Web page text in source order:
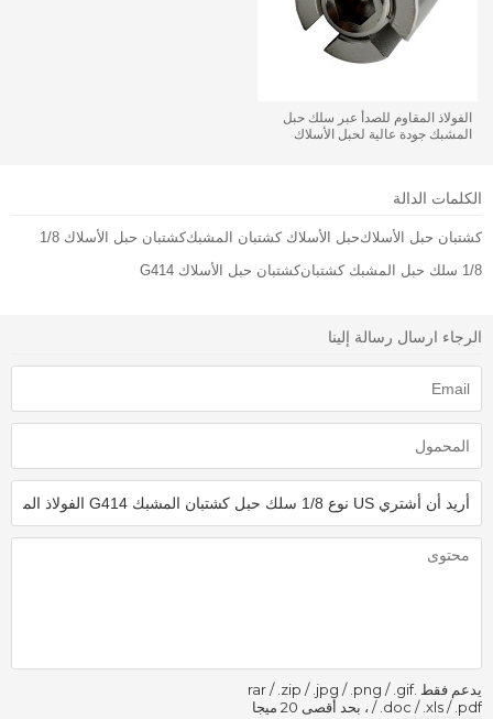
الفولاذ المقاوم للصدأ عبر سلك حبل
المشبك جودة عالية لحبل الأسلاك
الكلمات الدالة
كشتبان حبل الأسلاكحبل الأسلاك كشتبان المشبككشتبان حبل الأسلاك 1/8
1/8 سلك حبل المشبك كشتبان
كشتبان حبل الأسلاك G414
الرجاء ارسال رسالة إلينا
يدعم فقط .rar / .zip / .jpg / .png / .gif
/ .doc / .xls / .pdf ، بحد أقصى 20 ميجا